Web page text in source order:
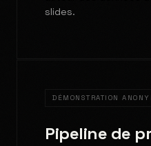
slides.
DÉMONSTRATION
Pipeline de